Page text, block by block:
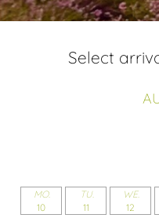
Select
MO.
10
TU.
11
WE.
12